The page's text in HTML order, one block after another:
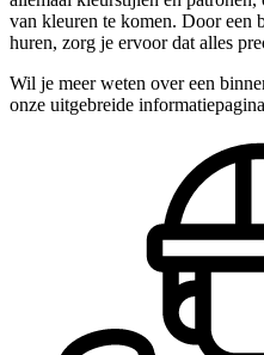
van kleuren te komen. Door een
huren, zorg je ervoor dat alles
Wil je meer weten over een
onze uitgebreide